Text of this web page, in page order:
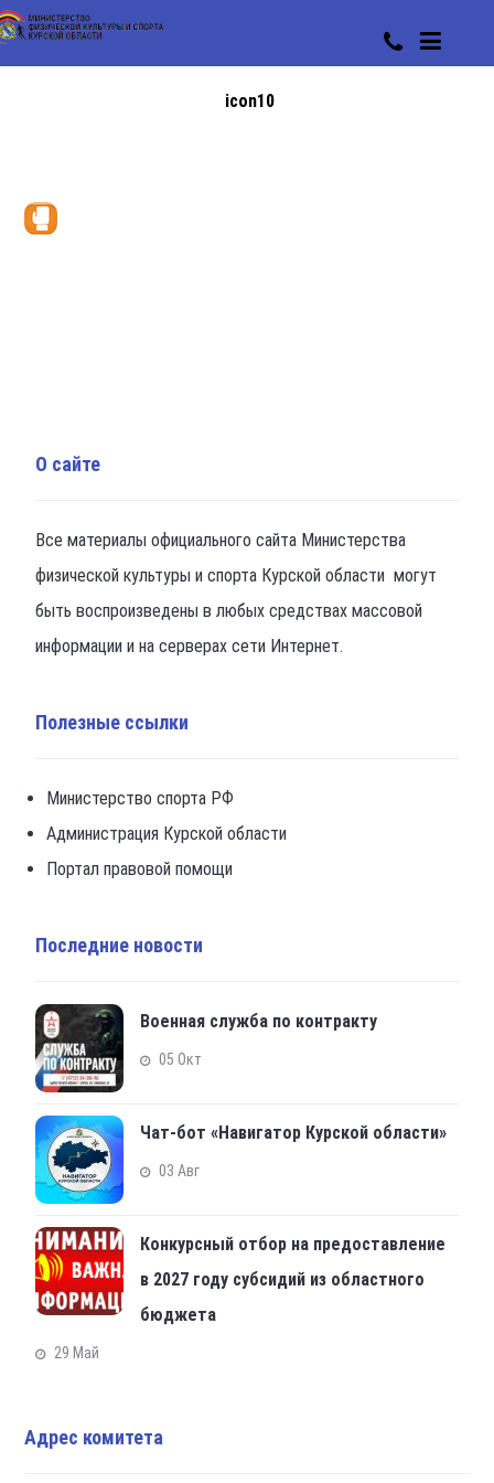
icon10
О сайте
Все материалы официального сайта Министерства
физической культуры и спорта Курской области могут
быть воспроизведены в любых средствах массовой
информации и на серверах сети Интернет.
Полезные ссылки
Министерство спорта РФ
Администрация Курской области
Портал правовой помощи
Последние новости
Военная служба по контракту
05 Окт
Чат-бот «Навигатор Курской области»
03 Авг
Конкурсный отбор на предоставление
в 2027 году субсидий из областного
бюджета
29 Май
Адрес комитета